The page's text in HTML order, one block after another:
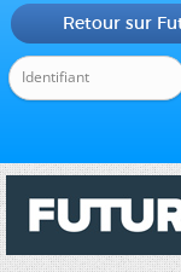
Retour sur